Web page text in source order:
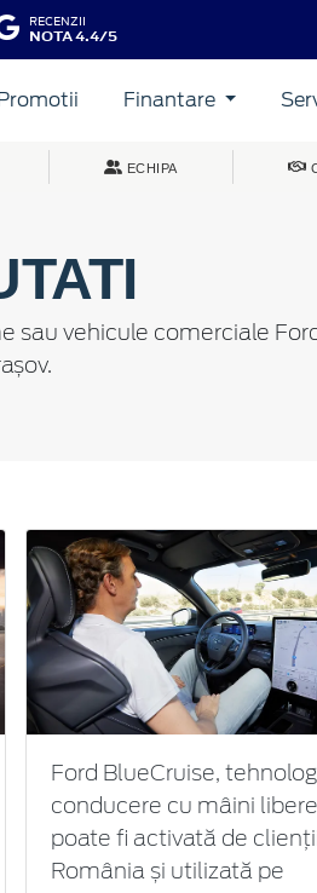
RECENZII
NOTA 4.4/5
Finantare
ECHIPA
vehicule comerciale
Ford BlueCruise,
conducere cu mâini
poate fi activată de
România și utilizată pe